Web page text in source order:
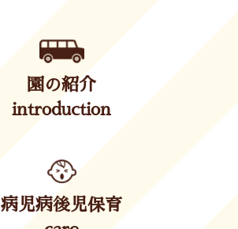
園の紹介
introduction
病児病後児保育